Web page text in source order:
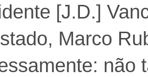
[J.D.]
Marco
não